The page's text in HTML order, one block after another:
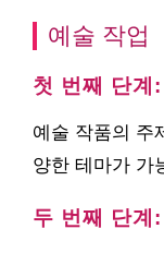
예술 작업
첫 번째 단계
예술 작품의 주
양한 테마가 가
두 번째 단계: